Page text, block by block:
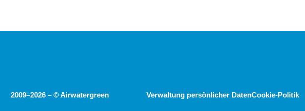
2009–2026 – © Airwatergreen Verwaltung persönlicher DatenCookie-Politik